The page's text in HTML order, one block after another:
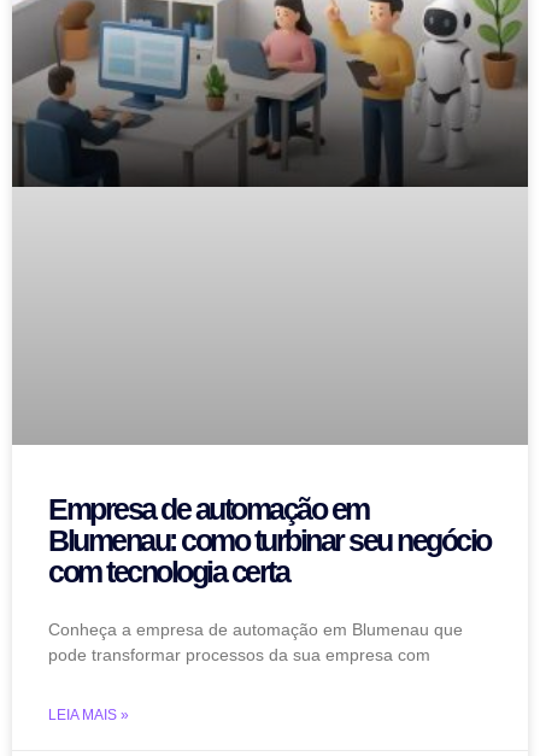
Empresa de automação em
Blumenau: como turbinar seu negócio
com tecnologia certa
Conheça a empresa de automação em Blumenau que
pode transformar processos da sua empresa com
LEIA MAIS »